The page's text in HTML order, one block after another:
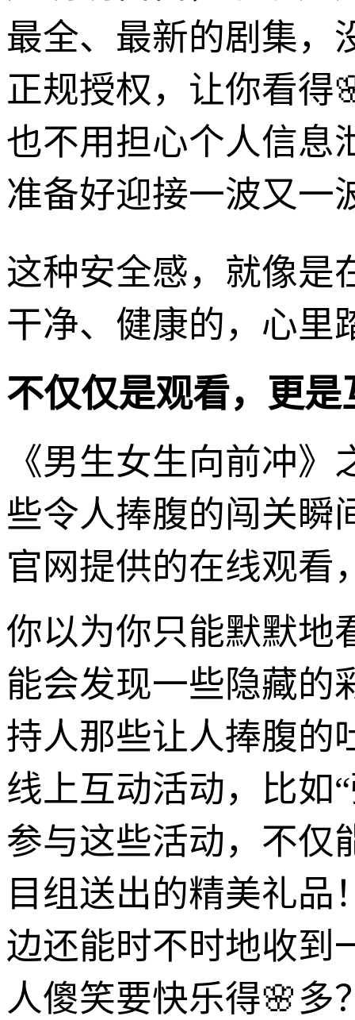
最全、最新的剧集，
正规授权，让你看得
也不用担心个人信息
准备好迎接一波又一
这种安全感，就像是
干净、健康的，心里
不仅仅是观看，更是
《男生女生向前冲
些令人捧腹的闯关瞬
官网提供的在线观看
你以为你只能默默地
能会发现一些隐藏的
持人那些让人捧腹的
线上互动活动，比如
参与这些活动，不仅
目组送出的精美礼
边还能时不时地收到
人傻笑要快乐得🌸多